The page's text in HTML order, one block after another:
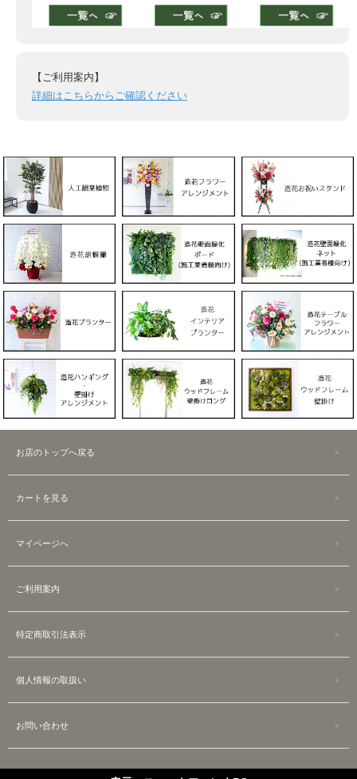
【ご利用案内】
詳細はこちらからご確認ください
お店のトップへ戻る
カートを見る
マイページへ
ご利用案内
特定商取引法表示
個人情報の取扱い
お問い合わせ